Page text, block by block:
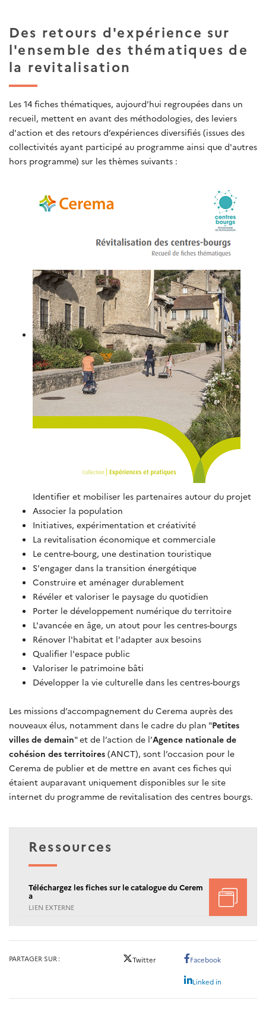
Des retours d'expérience sur
l'ensemble des thématiques de
la revitalisation
Les 14 fiches thématiques, aujourd’hui regroupées dans un
recueil, mettent en avant des méthodologies, des leviers
d'action et des retours d’expériences diversifiés (issues des
collectivités ayant participé au programme ainsi que d'autres
hors programme) sur les thèmes suivants :
Identifier et mobiliser les partenaires autour du projet
Associer la population
Initiatives, expérimentation et créativité
La revitalisation économique et commerciale
Le centre-bourg, une destination touristique
S'engager dans la transition énergétique
Construire et aménager durablement
Révéler et valoriser le paysage du quotidien
Porter le développement numérique du territoire
L'avancée en âge, un atout pour les centres-bourgs
Rénover l'habitat et l'adapter aux besoins
Qualifier l'espace public
Valoriser le patrimoine bâti
Développer la vie culturelle dans les centres-bourgs
Les missions d’accompagnement du Cerema auprès des
nouveaux élus, notamment dans le cadre du plan "Petites
villes de demain" et de l’action de l’Agence nationale de
cohésion des territoires (ANCT), sont l’occasion pour le
Cerema de publier et de mettre en avant ces fiches qui
étaient auparavant uniquement disponibles sur le site
internet du programme de revitalisation des centres bourgs.
Ressources
Téléchargez les fiches sur le catalogue du Cerem
a
LIEN EXTERNE
PARTAGER SUR Twitter Facebook
Linked in